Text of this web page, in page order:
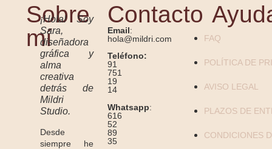
Sobre
mí
¡Hola! Soy
Sara,
diseñadora
gráfica y
alma
creativa
detrás de
Mildri
Studio.
Desde
siempre he
Contacto
Email:
hola@mildri.com
Teléfono:
91
751
19
14
Whatsapp:
616
52
89
35
FAQ
POLÍTICA DE
AVISO LEGAL
PLAZOS DE
CONDICIONES